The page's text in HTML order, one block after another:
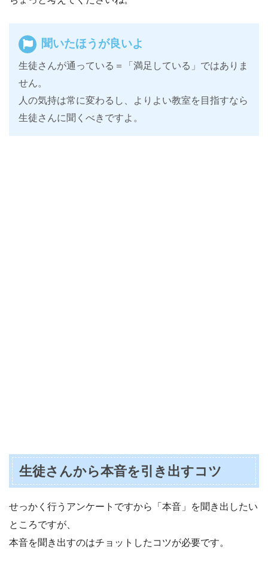
聞いたほうが良いよ
生徒さんが通っている＝「満足している」ではありま
せん。
人の気持は常に変わるし、よりよい教室を目指すなら
生徒さんに聞くべきですよ。
生徒さんから本音を引き出すコツ
せっかく行うアンケートですから「本音」を聞き出したい
ところですが、
本音を聞き出すのはチョットしたコツが必要です。